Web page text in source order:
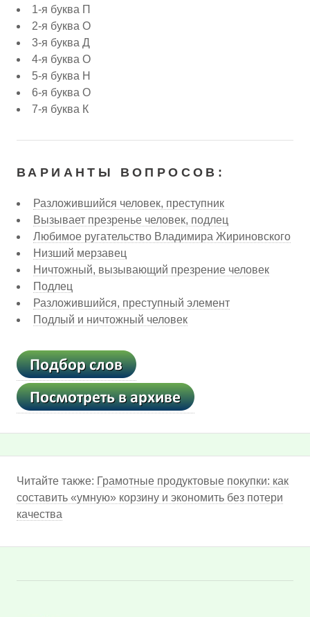
1-я буква П
2-я буква О
3-я буква Д
4-я буква О
5-я буква Н
6-я буква О
7-я буква К
ВАРИАНТЫ ВОПРОСОВ:
Разложившийся человек, преступник
Вызывает презренье человек, подлец
Любимое ругательство Владимира Жириновского
Низший мерзавец
Ничтожный, вызывающий презрение человек
Подлец
Разложившийся, преступный элемент
Подлый и ничтожный человек
Читайте также: Грамотные продуктовые покупки: как
составить «умную» корзину и экономить без потери
качества